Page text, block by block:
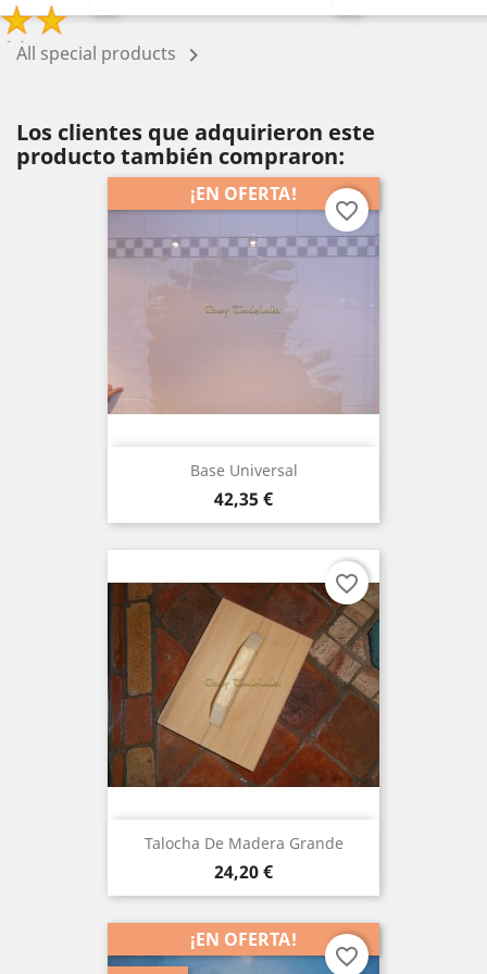
base
base
All special products 
Los clientes que adquirieron este
producto también compraron:
Base Universal
Precio
42,35 €
¡EN OFERTA!
favorite_border
Talocha De Madera Grande
Precio
24,20 €
favorite_border
¡EN OFERTA!
favorite_border